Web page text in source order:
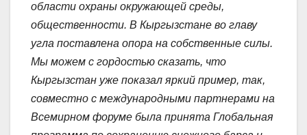
области охраны окружающей среды,
общественности. В Кыргызстане во главу
угла поставлена опора на собственные силы.
Мы можем с гордостью сказать, что
Кыргызстан уже показал яркий пример, так,
совместно с международными партнерами на
Всемирном форуме была принята Глобальная